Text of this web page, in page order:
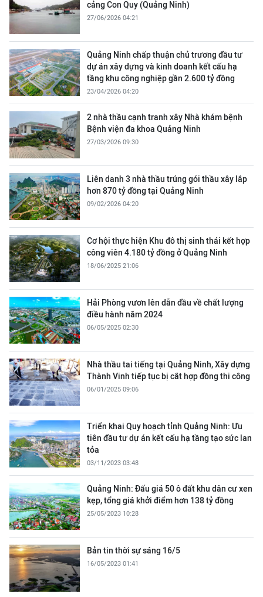
cảng Con Quy (Quảng Ninh)
27/06/2026 04:21
Quảng Ninh chấp thuận chủ trương đầu tư
dự án xây dựng và kinh doanh kết cấu hạ
tầng khu công nghiệp gần 2.600 tỷ đồng
23/04/2026 04:20
2 nhà thầu cạnh tranh xây Nhà khám bệnh
Bệnh viện đa khoa Quảng Ninh
27/03/2026 09:30
Liên danh 3 nhà thầu trúng gói thầu xây lắp
hơn 870 tỷ đồng tại Quảng Ninh
09/02/2026 04:20
Cơ hội thực hiện Khu đô thị sinh thái kết hợp
công viên 4.180 tỷ đồng ở Quảng Ninh
18/06/2025 21:06
Hải Phòng vươn lên dẫn đầu về chất lượng
điều hành năm 2024
06/05/2025 02:30
Nhà thầu tai tiếng tại Quảng Ninh, Xây dựng
Thành Vinh tiếp tục bị cắt hợp đồng thi công
06/01/2025 09:06
Triển khai Quy hoạch tỉnh Quảng Ninh: Ưu
tiên đầu tư dự án kết cấu hạ tầng tạo sức lan
tỏa
03/11/2023 03:48
Quảng Ninh: Đấu giá 50 ô đất khu dân cư xen
kẹp, tổng giá khởi điểm hơn 138 tỷ đồng
25/05/2023 10:28
Bản tin thời sự sáng 16/5
16/05/2023 01:41